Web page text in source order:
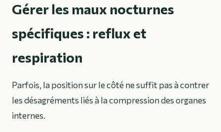
Gérer les maux nocturnes
spécifiques : reflux et
respiration
Parfois, la position sur le côté ne suffit pas à contrer
les désagréments liés à la compression des organes
internes.